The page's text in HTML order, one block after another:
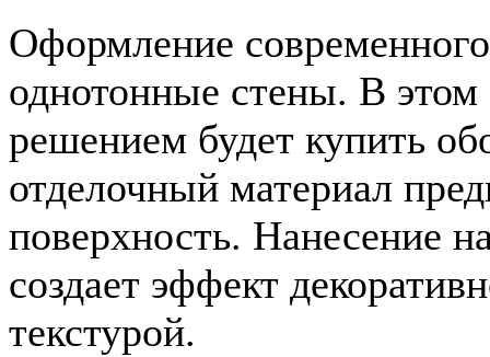
Оформление современного
однотонные стены. В
решением будет купить
отделочный материал
поверхность. Нанесение
создает эффект
текстурой.